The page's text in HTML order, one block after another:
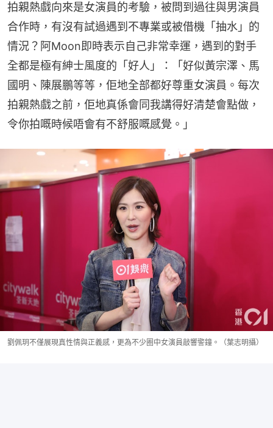
拍親熱戲向來是女演員的考驗，被問到過往與男演員
合作時，有沒有試過遇到不專業或被借機「抽水」的
情況？阿Moon即時表示自己非常幸運，遇到的對手
全都是極有紳士風度的「好人」：「好似黃宗澤、馬
國明、陳展鵬等等，佢地全部都好尊重女演員。每次
拍親熱戲之前，佢地真係會同我講得好清楚會點做，
令你拍嘅時候唔會有不舒服嘅感覺。」
劉佩玥不僅展現真性情與正義感，更為不少圈中女演員敲響警鐘。（葉志明攝）